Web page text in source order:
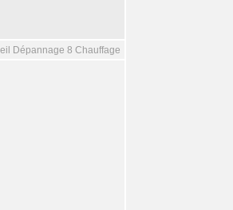
Dépannage 8 Chauffage